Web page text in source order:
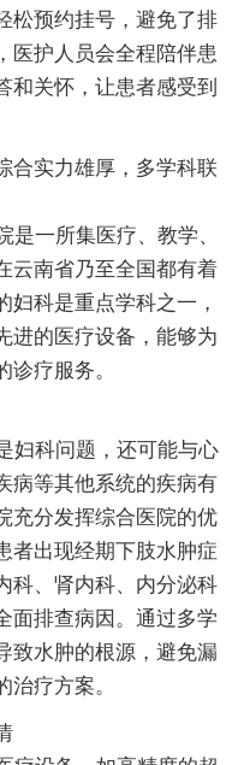
松预约挂号，避免了排
医护人员会全程陪伴患
和关怀，让患者感受到
合实力雄厚，多学科联
是一所集医疗、教学、
云南省乃至全国都有着
科是重点学科之一，
进的医疗设备，能够为
疗服务。
妇科问题，还可能与心
病等其他系统的疾病有
充分发挥综合医院的优
者出现经期下肢水肿症
科、肾内科、内分泌科
面排查病因。通过多学
致水肿的根源，避免漏
疗方案。